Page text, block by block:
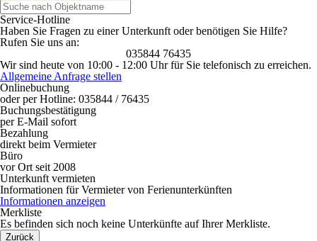
Service-Hotline
Haben Sie Fragen zu einer Unterkunft oder benötigen Sie Hilfe?
Rufen Sie uns an:
035844 76435
Wir sind heute von 10:00 - 12:00 Uhr für Sie telefonisch zu erreichen.
Allgemeine Anfrage stellen
Onlinebuchung
oder per Hotline: 035844 / 76435
Buchungsbestätigung
per E-Mail sofort
Bezahlung
direkt beim Vermieter
Büro
vor Ort seit 2008
Unterkunft vermieten
Informationen für Vermieter von Ferienunterkünften
Informationen anzeigen
Merkliste
Es befinden sich noch keine Unterkünfte auf Ihrer Merkliste.
Zurück